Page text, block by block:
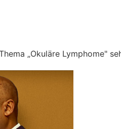
„Okuläre Lymphome"